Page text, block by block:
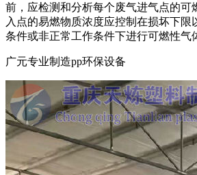
前，应检测和分析每个废气进气点的可
入点的易燃物质浓度应控制在损坏下限
条件或非正常工作条件下进行可燃性气
广元专业制造pp环保设备